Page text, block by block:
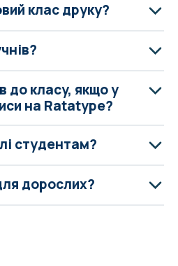
клас друку?
до класу, якщо у
на Ratatype?
студентам?
дорослих?